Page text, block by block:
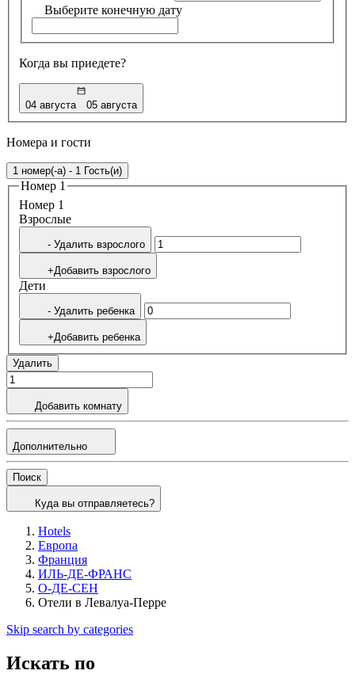
Выберите конечную дату
Когда вы приедете?
04 августа 05 августа
Номера и гости
1 номер(-а) - 1 Гость(и)
Номер 1
Номер 1
Bзрослые
- Удалить взрослого
+Добавить взрослого
Дети
- Удалить ребенка
+Добавить ребенка
Удалить
Добавить комнату
Дополнительно
Поиск
Куда вы отправляетесь?
Hotels
Европа
Франция
ИЛЬ-ДЕ-ФРАНС
О-ДЕ-СЕН
Отели в Левалуа-Перре
Skip search by categories
Искать по